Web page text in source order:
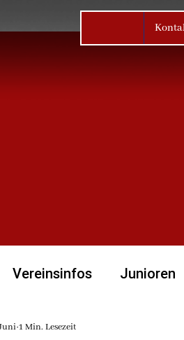
Vereinsinfos Junioren
2026/2027
1 Min. Lesezeit